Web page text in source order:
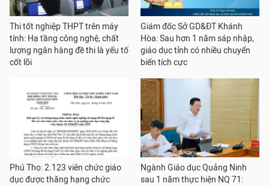
Thi tốt nghiệp THPT trên máy
tính: Hạ tầng công nghệ, chất
lượng ngân hàng đề thi là yếu tố
cốt lõi
Giám đốc Sở GD&ĐT Khánh
Hòa: Sau hơn 1 năm sáp nhập,
giáo dục tỉnh có nhiều chuyển
biến tích cực
Phú Thọ: 2.123 viên chức giáo
dục được thăng hạng chức
Ngành Giáo dục Quảng Ninh
sau 1 năm thực hiện NQ 71: